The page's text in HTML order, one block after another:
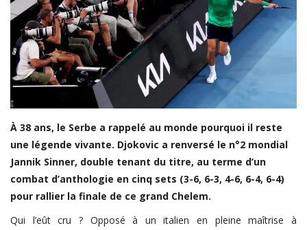
LDC/ COUPE CAF
CAN TOTALENERGIES
Lions Indomptables
Lionnes Indomptables
Judo
Elite Football
Mercato
GSL
À 38 ans, le Serbe a rappelé au monde pourquoi il reste
une légende vivante. Djokovic a renversé le n°2 mondial
Jannik Sinner, double tenant du titre, au terme d’un
combat d’anthologie en cinq sets (3-6, 6-3, 4-6, 6-4, 6-4)
pour rallier la finale de ce grand Chelem.
Qui l’eût cru ? Opposé à un italien en pleine maîtrise à